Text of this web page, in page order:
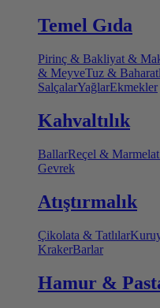
Temel Gıda
Pirinç & Bakliyat &
& MeyveTuz &
SalçalarYağlarEkmekler
Kahvaltılık
BallarReçel &
Gevrek
Atıştırmalık
Çikolata & Tatlılar
KrakerBarlar
Hamur &